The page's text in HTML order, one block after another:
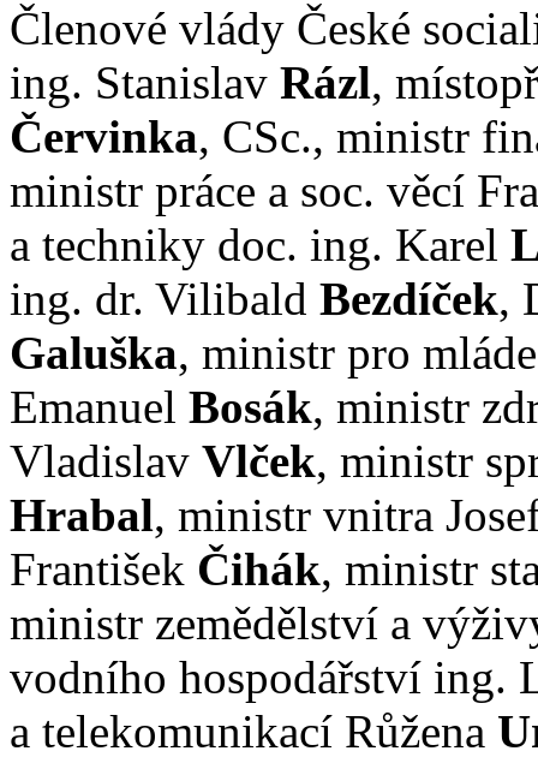
Členové vlády České
ing. Stanislav Rázl,
Červinka, CSc., ministr
ministr práce a soc. věcí
a techniky doc. ing. Karel
ing. dr. Vilibald Bezdíček,
Galuška, ministr pro
Emanuel Bosák, ministr
Vladislav Vlček, ministr
Hrabal, ministr vnitra
František Čihák, ministr
ministr zemědělství a
vodního hospodářství ing.
a telekomunikací Růžena